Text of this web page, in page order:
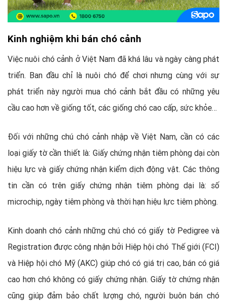
Kinh nghiệm khi bán chó cảnh
Việc nuôi chó cảnh ở Việt Nam đã khá lâu và ngày càng phát
triển. Ban đầu chỉ là nuôi chó để chơi nhưng cùng với sự
phát triển này người mua chó cảnh bắt đầu có những yêu
cầu cao hơn về giống tốt, các giống chó cao cấp, sức khỏe…
Đối với những chú chó cảnh nhập về Việt Nam, cần có các
loại giấy tờ cần thiết là: Giấy chứng nhận tiêm phòng dại còn
hiệu lực và giấy chứng nhận kiểm dịch động vật. Các thông
tin cần có trên giấy chứng nhận tiêm phòng dại là: số
microchip, ngày tiêm phòng và thời hạn hiệu lực tiêm phòng.
Kinh doanh chó cảnh những chú chó có giấy tờ Pedigree và
Registration được công nhận bởi Hiệp hội chó Thế giới (FCI)
và Hiệp hội chó Mỹ (AKC) giúp chó có giá trị cao, bán có giá
cao hơn chó không có giấy chứng nhận. Giấy tờ chứng nhận
cũng giúp đảm bảo chất lượng chó, người buôn bán chó